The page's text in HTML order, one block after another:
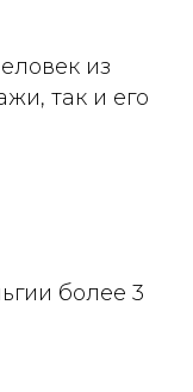
из
так и его
более 3